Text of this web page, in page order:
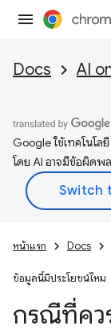
Docs AI
Google ใช้เทคโนโล
โดย AI อาจมีข้อผิดพ
หน้าแรก Docs
ข้อมูลนี้มีประโยชน์ไหม
กรณีที่คว